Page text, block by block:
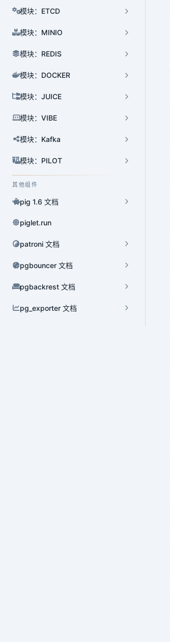
集群管理
用户管理
数据库管理
高可用管理
HBA 管理
连接池管理
组件管理
任务管理
模块：ETCD
模块：MINIO
模块：REDIS
模块：DOCKER
模块：JUICE
模块：VIBE
模块：Kafka
模块：PILOT
其他组件
pig 1.6 文档
piglet.run
patroni 文档
pgbouncer 文档
pgbackrest 文档
pg_exporter 文档